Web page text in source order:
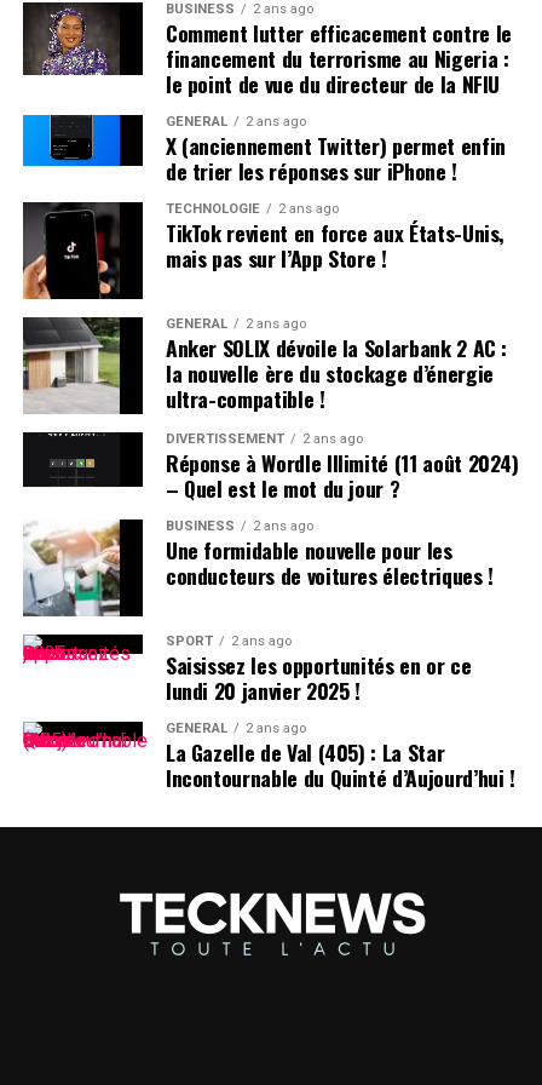
été attaqué au couteau par les deux autres. Ces derniers
ont rejeté les accusations lors de leur interrogatoire.
Déjà sous le coup d’une obligation de quitter le
accompagnée d’une assignation à résidence. La victime
n’a pas porté plainte et était introuvable à son domicile.
Affrontements et Tentative de Vol :
Comparution au Tribunal en Avril
Un autre incident s’est produit à Villeneuve-sur-Lot où
plusieurs individus se sont battus après avoir reçu des
menaces liées à un vol automobile avorté. Le parquet a
décidé de poursuivre trois passagers en leur proposant
une comparution sur reconnaissance préalable de
culpabilité (CRPC). Ils devront se présenter devant le
tribunal local fin avril.
BUSINESS 2 ans ago
Comment lutter efficacement contre le
financement du terrorisme au Nigeria :
le point de vue du directeur de la NFIU
GÉNÉRAL 2 ans ago
X (anciennement Twitter) permet enfin
de trier les réponses sur iPhone !
TECHNOLOGIE 2 ans ago
TikTok revient en force aux États-Unis,
mais pas sur l’App Store !
GÉNÉRAL 2 ans ago
Anker SOLIX dévoile la Solarbank 2 AC :
la nouvelle ère du stockage d’énergie
ultra-compatible !
DIVERTISSEMENT 2 ans ago
Réponse à Wordle Illimité (11 août 2024)
– Quel est le mot du jour ?
BUSINESS 2 ans ago
Une formidable nouvelle pour les
conducteurs de voitures électriques !
SPORT 2 ans ago
Saisissez les opportunités en or ce
lundi 20 janvier 2025 !
GÉNÉRAL 2 ans ago
La Gazelle de Val (405) : La Star
Incontournable du Quinté d’Aujourd’hui !